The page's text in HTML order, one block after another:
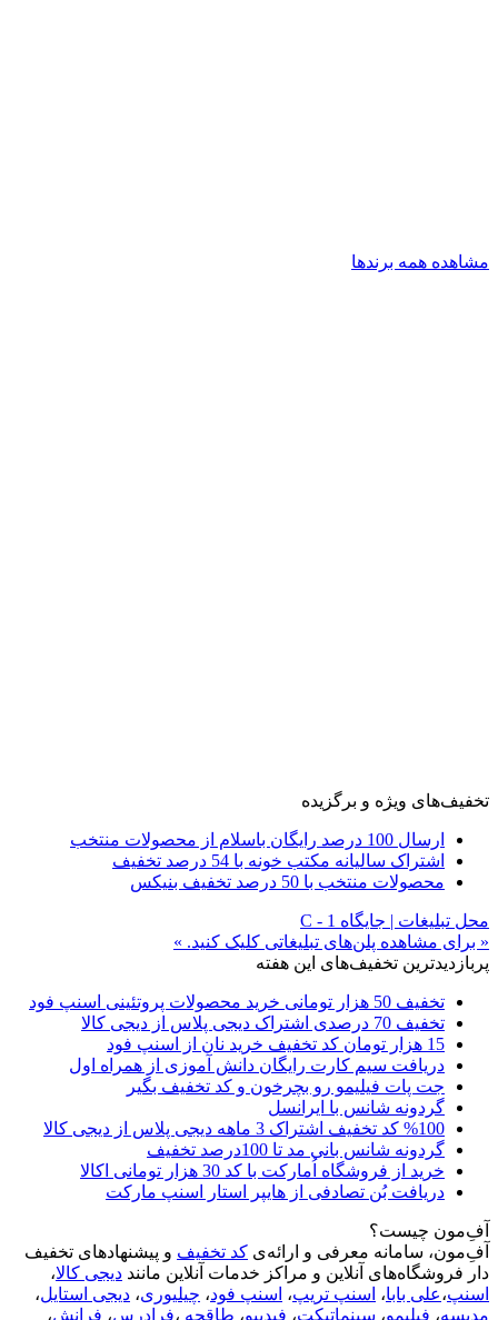
مشاهده همه برندها
تخفیف‌های ویژه و برگزیده
ارسال 100 درصد رایگان باسلام از محصولات منتخب
اشتراک سالیانه مکتب خونه با 54 درصد تخفیف
محصولات منتخب با 50 درصد تخفیف بنیکس
محل تبلیغات | جایگاه C - 1
« برای مشاهده پلن‌های تبلیغاتی کلیک کنید. »
پربازدیدترین تخفیف‌های این هفته
تخفیف 50 هزار تومانی خرید محصولات پروتئینی اسنپ فود
تخفیف 70 درصدی اشتراک دیجی پلاس از دیجی کالا
15 هزار تومان کد تخفیف خرید نان از اسنپ فود
دریافت سیم کارت رایگان دانش آموزی از همراه اول
جت پات فیلیمو رو بچرخون و کد تخفیف بگیر
گردونه شانس با ایرانسل
%100 کد تخفیف اشتراک 3 ماهه دیجی پلاس از دیجی کالا
گردونه شانس بانی مد تا 100درصد تخفیف
خرید از فروشگاه اُمارکت با کد 30 هزار تومانی اکالا
دریافت بُن تصادفی از هایپر استار اسنپ مارکت
آفِ‌مون چیست؟
آفِ‌مون، سامانه معرفی و ارائه‌ی کد تخفیف و پیشنهادهای تخفیف
دار فروشگاه‌های آنلاین و مراکز خدمات آنلاین مانند دیجی کالا،
اسنپ،علی بابا، اسنپ تریپ، اسنپ فود، چیلیوری، دیجی استایل،
مدیسه، فیلیمو، سینماتیکت، فیدیبو، طاقچه ،فرادرس، فرانش،